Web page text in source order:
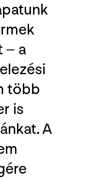
– a
több
is
A